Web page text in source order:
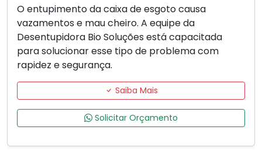
O entupimento da caixa de esgoto causa
vazamentos e mau cheiro. A equipe da
Desentupidora Bio Soluções está capacitada
para solucionar esse tipo de problema com
rapidez e segurança.
Saiba Mais
Solicitar Orçamento